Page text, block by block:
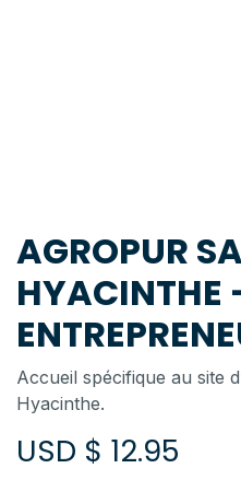
AGROPUR
HYACINTHE
Accueil spécifique au site
Hyacinthe.
USD $ 12.95